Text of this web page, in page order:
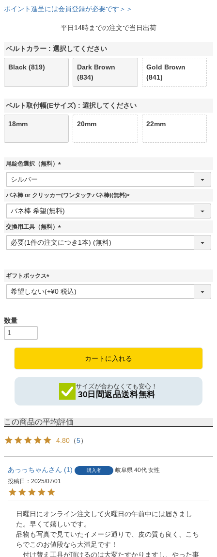
ポイント進呈には会員登録が必要です＞＞
平日14時までの注文で当日出荷
ベルトカラー 選択してください
Black (819)
Dark Brown
(834)
Gold Brown
(841)
ベルト取付幅(Eサイズ) 選択してください
18mm 20mm 22mm
尾錠色選択（無料）
(
須
バネ棒 or クリッカー(ワンタッチバネ棒)(無料)
(
交換用工具（無料）
(
必
ギフトボックス
(
必
カートに入れる
サイズが合わなくても安心！
30日間返品送料無料
4.80 （5）
あっっちゃん 1 購入者 岐阜県 40代 女性
投稿日
2025/07/01
日曜日にオンライン注文して火曜日の午前中には届きまし
た。早くて嬉しいです。
品物も写真で見ていたイメージ通りで、皮の質も良く、こち
らでこのお値段なら大満足です！
付け替え工具が頂けるのは大変たすかりますし、やった事